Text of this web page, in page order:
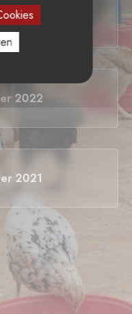
2023
2022
2021